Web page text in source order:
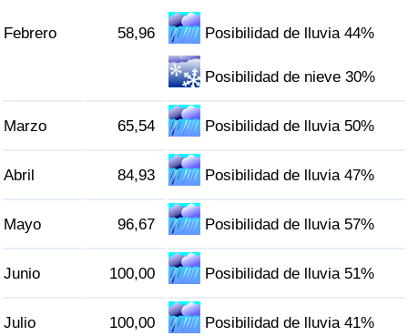
Febrero 58,96 Posibilidad de lluvia 44%
Posibilidad de nieve 30%
Marzo 65,54 Posibilidad de lluvia 50%
Abril 84,93 Posibilidad de lluvia 47%
Mayo 96,67 Posibilidad de lluvia 57%
Junio 100,00 Posibilidad de lluvia 51%
Julio 100,00 Posibilidad de lluvia 41%
Índice de Tráfico (Actual)
Índice de Tráfico por País